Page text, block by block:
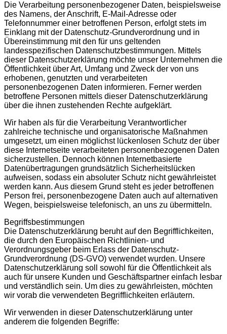
Die Verarbeitung personenbezogener Daten, beispielsweise
des Namens, der Anschrift, E-Mail-Adresse oder
Telefonnummer einer betroffenen Person, erfolgt stets im
Einklang mit der Datenschutz-Grundverordnung und in
Übereinstimmung mit den für uns geltenden
landesspezifischen Datenschutzbestimmungen. Mittels
dieser Datenschutzerklärung möchte unser Unternehmen die
Öffentlichkeit über Art, Umfang und Zweck der von uns
erhobenen, genutzten und verarbeiteten
personenbezogenen Daten informieren. Ferner werden
betroffene Personen mittels dieser Datenschutzerklärung
über die ihnen zustehenden Rechte aufgeklärt.
Wir haben als für die Verarbeitung Verantwortlicher
zahlreiche technische und organisatorische Maßnahmen
umgesetzt, um einen möglichst lückenlosen Schutz der über
diese Internetseite verarbeiteten personenbezogenen Daten
sicherzustellen. Dennoch können Internetbasierte
Datenübertragungen grundsätzlich Sicherheitslücken
aufweisen, sodass ein absoluter Schutz nicht gewährleistet
werden kann. Aus diesem Grund steht es jeder betroffenen
Person frei, personenbezogene Daten auch auf alternativen
Wegen, beispielsweise telefonisch, an uns zu übermitteln.
Begriffsbestimmungen
Die Datenschutzerklärung beruht auf den Begrifflichkeiten,
die durch den Europäischen Richtlinien- und
Verordnungsgeber beim Erlass der Datenschutz-
Grundverordnung (DS-GVO) verwendet wurden. Unsere
Datenschutzerklärung soll sowohl für die Öffentlichkeit als
auch für unsere Kunden und Geschäftspartner einfach lesbar
und verständlich sein. Um dies zu gewährleisten, möchten
wir vorab die verwendeten Begrifflichkeiten erläutern.
Wir verwenden in dieser Datenschutzerklärung unter
anderem die folgenden Begriffe: